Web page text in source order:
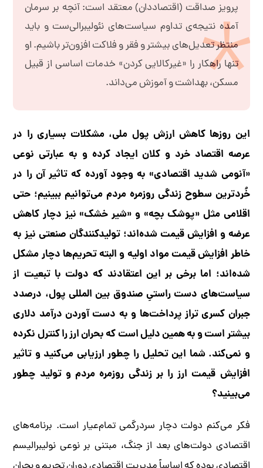
پرویز صداقت (اقتصاددان) معتقد است: آنچه بر سرمان
آمده نتیجه‌ی تداوم سیاست‌های نئولیبرالی‌ست و باید
منتظر تعدیل‌های بیشتر و فقر و فلاکت افزون‌تر باشیم. او
تنها راهکار را «غیرکالایی کردن» خدمات اساسی از قبیل
مسکن، بهداشت و آموزش می‌‌داند.
این روزها کاهش ارزش پول ملی، مشکلات بسیاری را در
عرصه اقتصاد خرد و کلان ایجاد کرده و به عبارتی نوعی
«آنومی شدید اقتصادی» به وجود آورده که تاثیر آن را در
خُردترین سطوح زندگی روزمره مردم می‌توانیم ببینیم؛ حتی
اقلامی مثل «پوشک بچه» و «شیر خشک» نیز دچار کاهش
عرضه و افزایش قیمت شده‌اند؛ تولیدکنندگان صنعتی نیز به
خاطر افزایش قیمت مواد اولیه و البته تحریم‌ها دچار مشکل
شده‌اند؛ اما برخی بر این اعتقادند که دولت با تبعیت از
سیاست‌های دست راستیِ صندوق بین المللی پول، درصدد
جبران کسری تراز پرداخت‌ها و به دست آوردن درآمد دلاری
بیشتر است و به همین دلیل است که بحران ارز را کنترل نکرده
و نمی‌کند. شما این تحلیل را چطور ارزیابی می‌کنید و تاثیر
افزایش قیمت ارز را بر زندگی روزمره مردم و تولید چطور
می‌بینید؟
فکر می‌کنم دولت دچار سردرگمی تمام‌عیار است. برنامه‌های
اقتصادی دولت‌های بعد از جنگ، مبتنی بر نوعی نولیبرالیسم